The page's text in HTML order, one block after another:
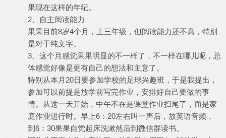
果现在这样的年纪。
2、自主阅读能力
果果目前8岁4个月，上三年级，但阅读能力还不高，特别
是对于纯文字。
3、这个月感觉果果明显的不一样了，不一样在哪儿呢，总
体感觉好像是更有自己的想法和主意了。
特别从本月20日要参加学校的足球兴趣班，于是我提出，
参加可以前提是放学前写完作业，安排好自己要做的事
情。从这一天开始，中午不在是课堂作业扫尾了，而是家
庭作业进行时。早上6：20左右叫一声后，放英语音频，
到6：30果果自觉起床洗漱然后到微信群读书。